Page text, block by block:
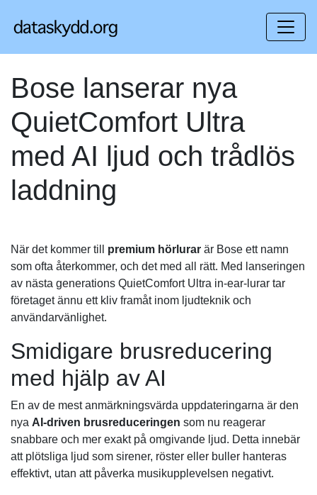
Bose lanserar nya
QuietComfort Ultra
med AI ljud och trådlös
laddning
När det kommer till premium hörlurar är Bose ett namn
som ofta återkommer, och det med all rätt. Med lanseringen
av nästa generations QuietComfort Ultra in-ear-lurar tar
företaget ännu ett kliv framåt inom ljudteknik och
användarvänlighet.
Smidigare brusreducering
med hjälp av AI
En av de mest anmärkningsvärda uppdateringarna är den
nya AI-driven brusreduceringen som nu reagerar
snabbare och mer exakt på omgivande ljud. Detta innebär
att plötsliga ljud som sirener, röster eller buller hanteras
effektivt, utan att påverka musikupplevelsen negativt.